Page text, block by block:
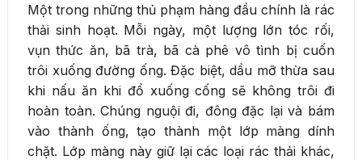
Một trong những thủ phạm hàng đầu chính là rác
thải sinh hoạt. Mỗi ngày, một lượng lớn tóc rối,
vụn thức ăn, bã trà, bã cà phê vô tình bị cuốn
trôi xuống đường ống. Đặc biệt, dầu mỡ thừa sau
khi nấu ăn khi đổ xuống cống sẽ không trôi đi
hoàn toàn. Chúng nguội đi, đông đặc lại và bám
vào thành ống, tạo thành một lớp màng dính
chặt. Lớp màng này giữ lại các loại rác thải khác,